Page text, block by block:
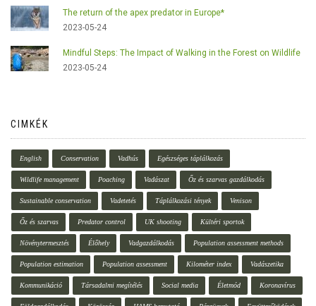
The return of the apex predator in Europe*
2023-05-24
Mindful Steps: The Impact of Walking in the Forest on Wildlife
2023-05-24
CIMKÉK
English Conservation Vadhús Egészséges táplálkozás
Wildlife management Poaching Vadászat Őz és szarvas gazdálkodás
Sustainable conservation Vadetetés Táplálkozási tények Venison
Őz és szarvas Predator control UK shooting Kültéri sportok
Növénytermesztés Élőhely Vadgazdálkodás Population assessment methods
Population estimation Population assessment Kilométer index Vadászetika
Kommunikáció Társadalmi megítélés Social media Életmód Koronavírus